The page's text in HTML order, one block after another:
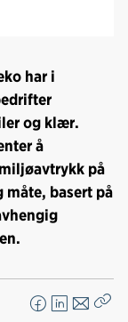
har i
og klær.
å
på
basert på
F
L
E